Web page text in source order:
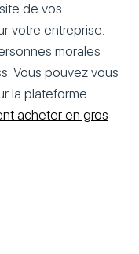
de vos
votre entreprise.
morales
Vous pouvez vous
la plateforme
acheter en gros